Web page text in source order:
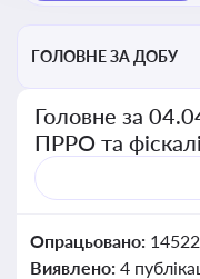
ГОЛОВНЕ ЗА ДОБУ
Головне за
ПРРО та
Опрацьовано:
Виявлено: 4